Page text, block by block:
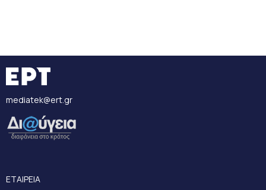
mediatek@ert.gr
ΕΤΑΙΡΕΙΑ